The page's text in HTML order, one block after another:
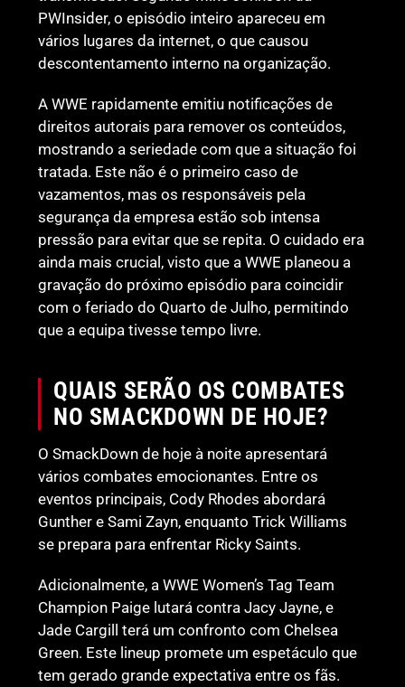
PWInsider, o episódio inteiro apareceu em
vários lugares da internet, o que causou
descontentamento interno na organização.
A WWE rapidamente emitiu notificações de
direitos autorais para remover os conteúdos,
mostrando a seriedade com que a situação foi
tratada. Este não é o primeiro caso de
vazamentos, mas os responsáveis pela
segurança da empresa estão sob intensa
pressão para evitar que se repita. O cuidado era
ainda mais crucial, visto que a WWE planeou a
gravação do próximo episódio para coincidir
com o feriado do Quarto de Julho, permitindo
que a equipa tivesse tempo livre.
QUAIS SERÃO OS COMBATES
NO SMACKDOWN DE HOJE?
O SmackDown de hoje à noite apresentará
vários combates emocionantes. Entre os
eventos principais, Cody Rhodes abordará
Gunther e Sami Zayn, enquanto Trick Williams
se prepara para enfrentar Ricky Saints.
Adicionalmente, a WWE Women’s Tag Team
Champion Paige lutará contra Jacy Jayne, e
Jade Cargill terá um confronto com Chelsea
Green. Este lineup promete um espetáculo que
tem gerado grande expectativa entre os fãs.